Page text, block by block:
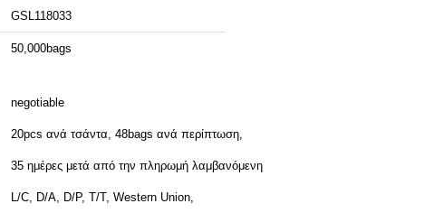
GSL118033
50,000bags
negotiable
20pcs ανά τσάντα, 48bags ανά περίπτωση,
35 ημέρες μετά από την πληρωμή λαμβανόμενη
L/C, D/A, D/P, T/T, Western Union,